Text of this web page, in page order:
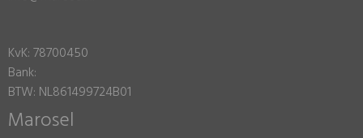
KvK: 78700450
Bank:
BTW: NL861499724B01
Marosel